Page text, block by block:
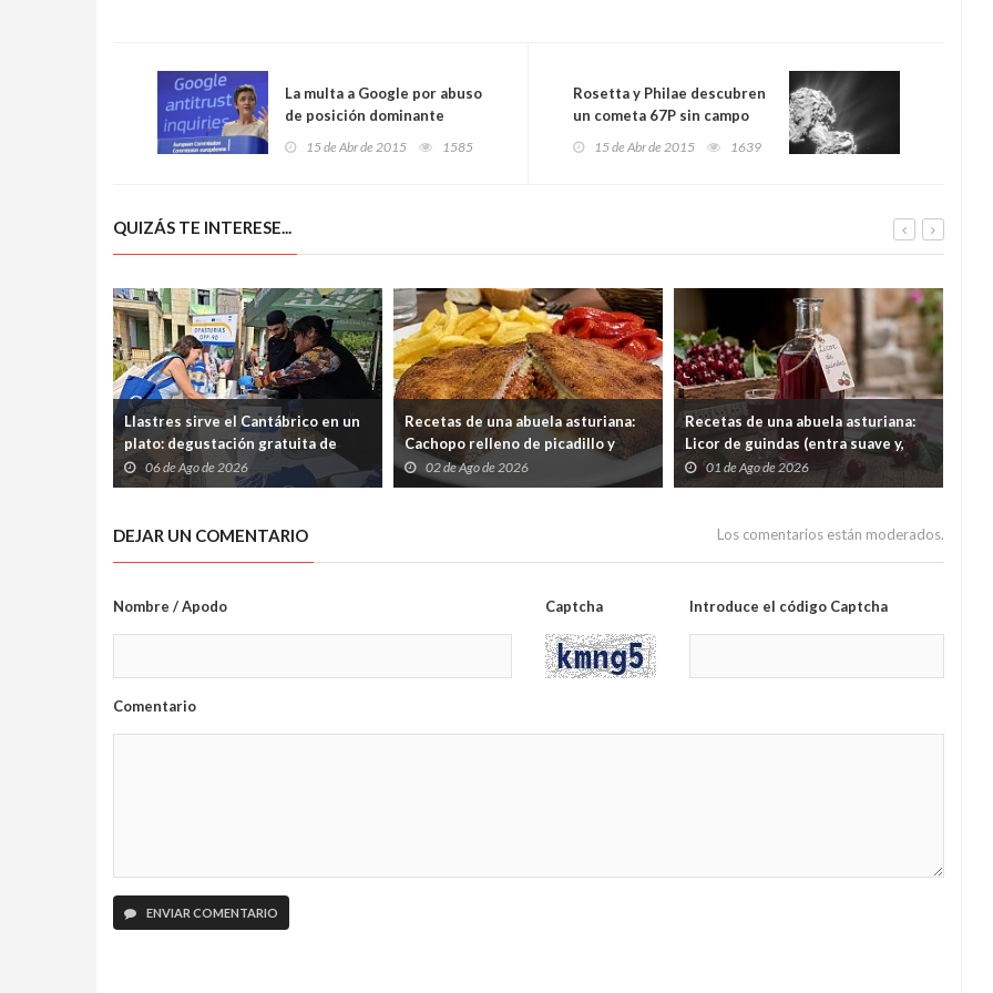
La multa a Google por abuso
de posición dominante
puede llegar a 6 mil
15 de Abr de 2015 1585
Rosetta y Philae descubren
un cometa 67P sin campo
magnético
15 de Abr de 2015 1639
QUIZÁS TE INTERESE...
Llastres sirve el Cantábrico en un
plato: degustación gratuita de
merluza a la sidra en el Mercáu
Marineru
06 de Ago de 2026
Recetas de una abuela asturiana:
Cachopo relleno de picadillo y
Cabrales (para comer y quedar en
silencio)
02 de Ago de 2026
Recetas de una abuela asturiana:
Licor de guindas (entra suave y,
cuando quieres darte cuenta, tas
contando secretos familiares de
01 de Ago de 2026
DEJAR UN COMENTARIO Los comentarios están moderados.
Nombre / Apodo Captcha Introduce el código Captcha
Comentario
ENVIAR COMENTARIO